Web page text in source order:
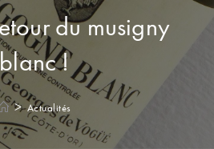
du musigny
blanc !
> Actualités